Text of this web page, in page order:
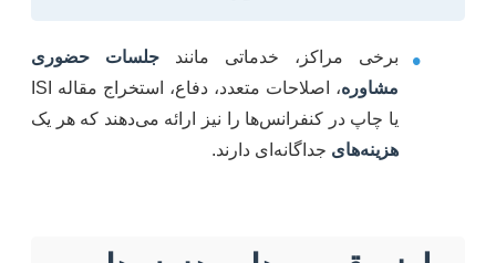
• برخی مراکز، خدماتی مانند جلسات حضوری
مشاوره
، اصلاحات متعدد، دفاع، استخراج مقاله ISI
یا چاپ در کنفرانس‌ها را نیز ارائه می‌دهند که هر یک
هزینه‌های جداگانه‌ای دارند.